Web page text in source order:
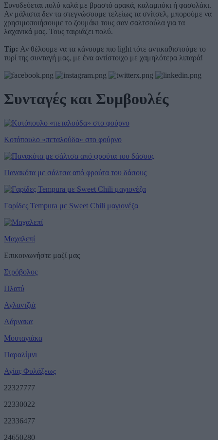
Συνοδεύεται πολύ καλά με βραστό αρακά, καλαμπόκι ή φασολάκι.
Αν μάλιστα δεν τα στεγνώσουμε τελείως τα σνίτσελ, μπορούμε να
χρησιμοποιήσουμε το ζουμάκι τους σαν σαλτσούλα για τα
λαχανικά μας. Τους ταιριάζει πολύ.
Tip: Αν θέλουμε να τα κάνουμε πιο light τότε αντικαθιστούμε το
τυρί της συνταγή μας, με ένα αντίστοιχο με χαμηλότερα λιπαρά!
Συνταγές και Συμβουλές
Κοτόπουλο «πεταλούδα» στο φούρνο
Πανακότα με σάλτσα από φρούτα του δάσους
Γαρίδες Tempura με Sweet Chili μαγιονέζα
Μαχαλεπί
Επικοινωνήστε μαζί μας
Στρόβολος
Πλατύ
Αγλαντζιά
Λάρνακα
Μουταγιάκα
Παραλίμνι
Αγίας Φυλάξεως
22327777
22330022
22336477
24650280